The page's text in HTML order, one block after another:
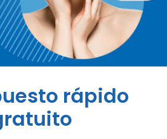
rápido